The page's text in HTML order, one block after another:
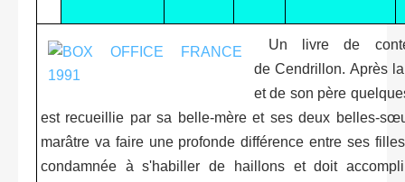
Un livre de
de Cendrillon. Après
et de son père
est recueillie par sa belle-mère et ses deux belles-
marâtre va faire une profonde différence entre ses
condamnée à s'habiller de haillons et doit